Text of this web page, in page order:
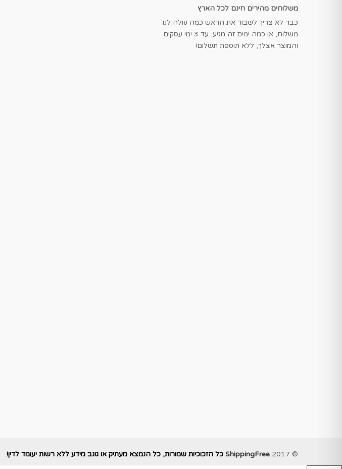
משלוחים מהירים חינם לכל הארץ
כבר לא צריך לשבור את הראש כמה עולה לנו
משלוח, או כמה ימים זה מגיע, עד 3 ימי עסקים
והמוצר אצלך, ללא תוספת תשלום!
© 2017
ShippingFree כל הזכוכיות שמורות, כל הנמצא מעתיק או גונב מידע ללא רשות יעומד לדין!.